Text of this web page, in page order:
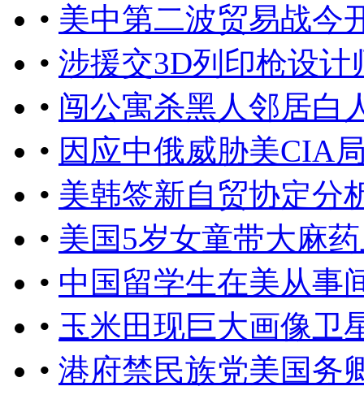
• 美中第二波贸易战今
• 涉援交3D列印枪设计
• 闯公寓杀黑人邻居白
• 因应中俄威胁美CIA
• 美韩签新自贸协定分
• 美国5岁女童带大麻
• 中国留学生在美从事
• 玉米田现巨大画像卫
• 港府禁民族党美国务